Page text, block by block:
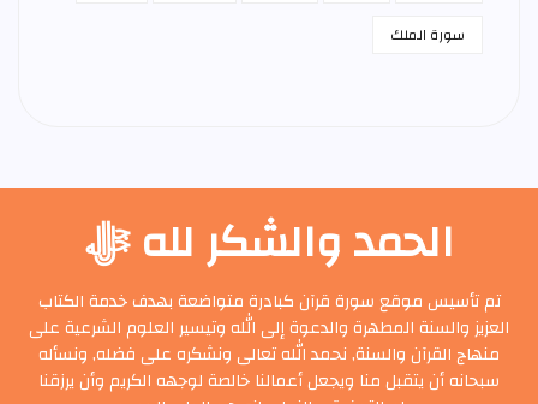
سورة الملك
الحمد والشكر لله ﷻ
تم تأسيس موقع سورة قرآن كبادرة متواضعة بهدف خدمة الكتاب
العزيز والسنة المطهرة والدعوة إلى الله وتيسير العلوم الشرعية على
منهاج القرآن والسنة, نحمد الله تعالى ونشكره على فضله, ونسأله
سبحانه أن يتقبل منا ويجعل أعمالنا خالصة لوجهه الكريم وأن يرزقنا